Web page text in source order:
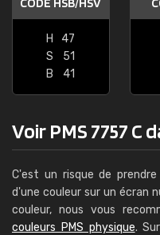
H
47
S
51
B
41
Voir PMS 7757 C
C'est un risque de
d'une couleur sur un écran
couleur, nous vous
couleurs PMS physique.